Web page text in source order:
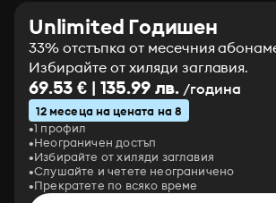
Unlimited Годишен
33% отстъпка от месечния
Избирайте от хиляди заглавия.
69.53 € | 135.99 лв. /година
12 месеца на цената на 8
1 профил
Неограничен достъп
Избирайте от хиляди заглавия
Слушайте и четете неограничено
Прекратете по всяко време